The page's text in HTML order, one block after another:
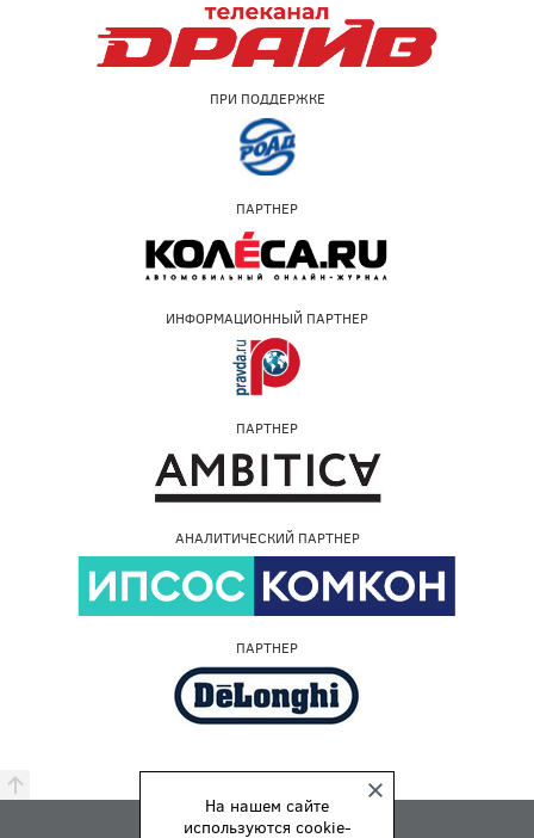
ПРИ ПОДДЕРЖКЕ
ПАРТНЕР
ИНФОРМАЦИОННЫЙ ПАРТНЕР
ПАРТНЕР
АНАЛИТИЧЕСКИЙ ПАРТНЕР
ПАРТНЕР
На нашем сайте
используются cookie-